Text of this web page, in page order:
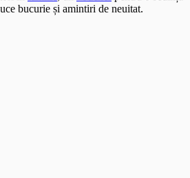
bucurie și amintiri de neuitat.